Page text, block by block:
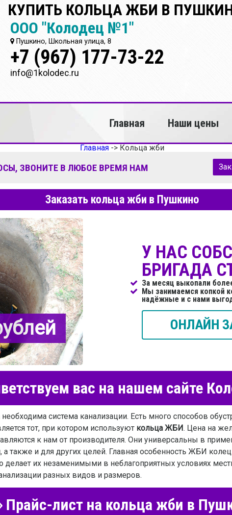
КУПИТЬ КОЛЬЦА ЖБИ В
ООО "Колодец №1"
Пушкино, Школьная улица, 8
+7 (967) 177-73-22
info@1kolodec.ru
Главная Наши цены
Главная -> Кольца жби
ЗВОНИТЕ В ЛЮБОЕ ВРЕМЯ НАМ
Заказать кольца жби в Пушкино
У НАС
БРИГАДА
За месяц выкопали
Мы занимаемся копкой
надёжные и с нами
ОНЛАЙН
вас на нашем сайте
система канализации. Есть много способов
тот, при котором используют кольца ЖБИ. Цена на
к нам от производителя. Они универсальны в
а также и для других целей. Главная особенность ЖБИ
делает их незаменимыми в неблагоприятных условиях
разных видов и размеров.
Прайс-лист на кольца жби в